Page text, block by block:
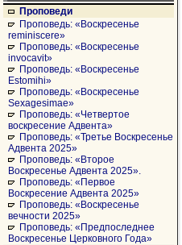
Проповеди
Проповедь: «Воскресенье
reminiscere»
Проповедь: «Воскресенье
invocavit»
Проповедь: «Воскресенье
Estomihi»
Проповедь: «Воскресенье
Sexagesimae»
Проповедь: «Четвертое
воскресение Адвента»
Проповедь: «Третье Воскресенье
Адвента 2025»
Проповедь: «Второе
Воскресенье Адвента 2025».
Проповедь: «Первое
Воскресение Адвента 2025»
Проповедь: «Воскресенье
вечности 2025»
Проповедь: «Предпоследнее
Воскресенье Церковного Года»